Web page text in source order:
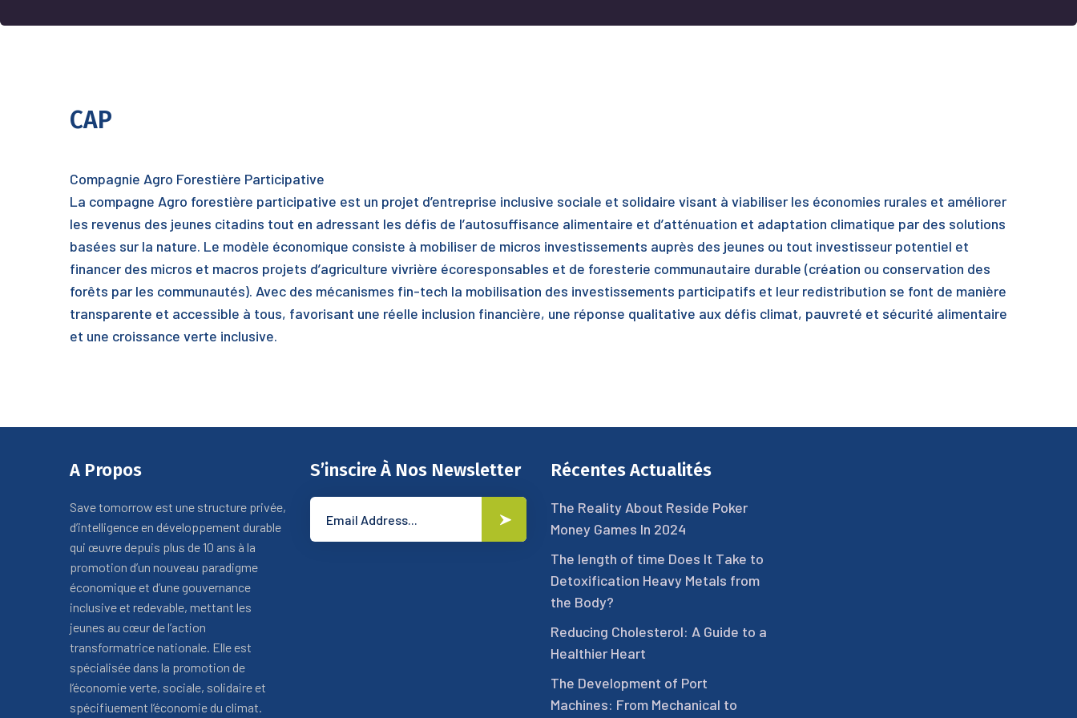
CAP
Compagnie Agro Forestière Participative
La compagne Agro forestière participative est un projet d’entreprise inclusive sociale et solidaire visant à viabiliser les économies rurales et améliorer
les revenus des jeunes citadins tout en adressant les défis de l’autosuffisance alimentaire et d’atténuation et adaptation climatique par des solutions
basées sur la nature. Le modèle économique consiste à mobiliser de micros investissements auprès des jeunes ou tout investisseur potentiel et
financer des micros et macros projets d’agriculture vivrière écoresponsables et de foresterie communautaire durable (création ou conservation des
forêts par les communautés). Avec des mécanismes fin-tech la mobilisation des investissements participatifs et leur redistribution se font de manière
transparente et accessible à tous, favorisant une réelle inclusion financière, une réponse qualitative aux défis climat, pauvreté et sécurité alimentaire
et une croissance verte inclusive.
A Propos
Save tomorrow est une structure privée,
d’intelligence en développement durable
qui œuvre depuis plus de 10 ans à la
promotion d’un nouveau paradigme
économique et d’une gouvernance
inclusive et redevable, mettant les
jeunes au cœur de l’action
transformatrice nationale. Elle est
spécialisée dans la promotion de
l’économie verte, sociale, solidaire et
spécifiuement l’économie du climat.
S’inscire À Nos Newsletter Récentes Actualités
The Reality About Reside Poker
Money Games In 2024
The length of time Does It Take to
Detoxification Heavy Metals from
the Body?
Reducing Cholesterol: A Guide to a
Healthier Heart
The Development of Port
Machines: From Mechanical to